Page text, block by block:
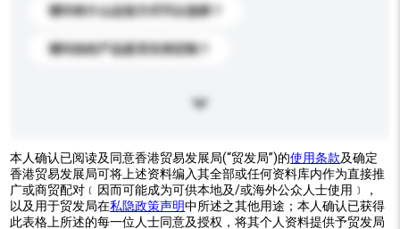
请问有什么运送方式可以选择？
请问你的产品是否支持定制？
本人确认已阅读及同意香港贸易发展局(“贸发局”)的使用条款及确定
香港贸易发展局可将上述资料编入其全部或任何资料库内作为直接推
广或商贸配对﹝因而可能成为可供本地及/或海外公众人士使用﹞，
以及用于贸发局在私隐政策声明中所述之其他用途；本人确认已获得
此表格上所述的每一位人士同意及授权，将其个人资料提供予贸发局